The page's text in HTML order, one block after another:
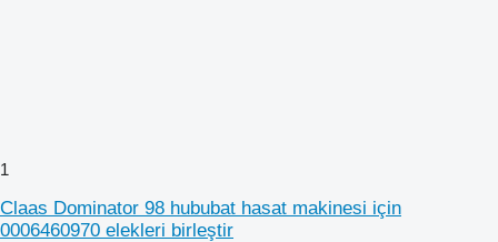
1
Claas Dominator 98 hububat hasat makinesi için
0006460970 elekleri birleştir